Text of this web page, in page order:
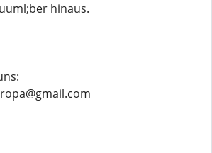
hinaus.